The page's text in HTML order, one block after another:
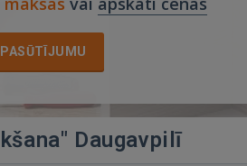
Daugavpilī